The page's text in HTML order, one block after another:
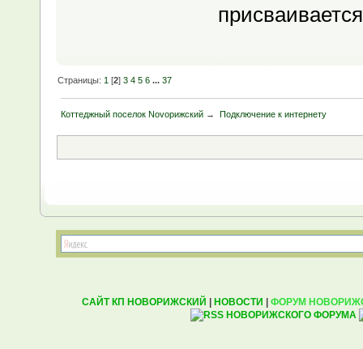
Страницы: 1 [2]3 4 5 6 ...37
Коттеджный поселок Novoрижский → Подключение к интернету
САЙТ КП НОВОРИЖСКИЙ | НОВОСТИ | ФОРУМ